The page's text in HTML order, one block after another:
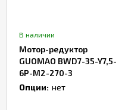
В наличии
Мотор-редуктор
GUOMAO BWD7-35-Y7,5-
6P-M2-270-3
Опции: нет